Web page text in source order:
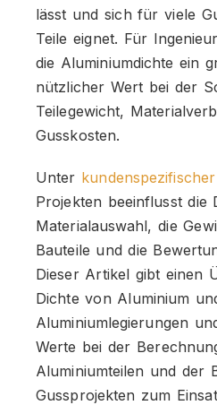
lässt und sich für viele
Teile eignet. Für
die Aluminiumdichte ein
nützlicher Wert bei der
Teilegewicht,
Gusskosten.
Unter
Projekten beeinflusst die
Materialauswahl, die
Bauteile und die
Dieser Artikel gibt einen
Dichte von Aluminium
Aluminiumlegierungen
Werte bei der
Aluminiumteilen und der
Gussprojekten zum